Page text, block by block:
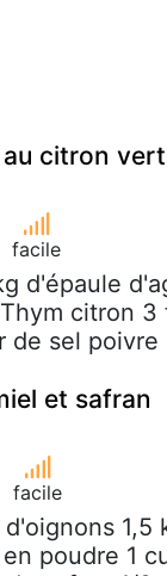
au citron vert
facile
d'épaule
citron
de sel poivre
et safran
facile
d'oignons 1,5
poudre 1